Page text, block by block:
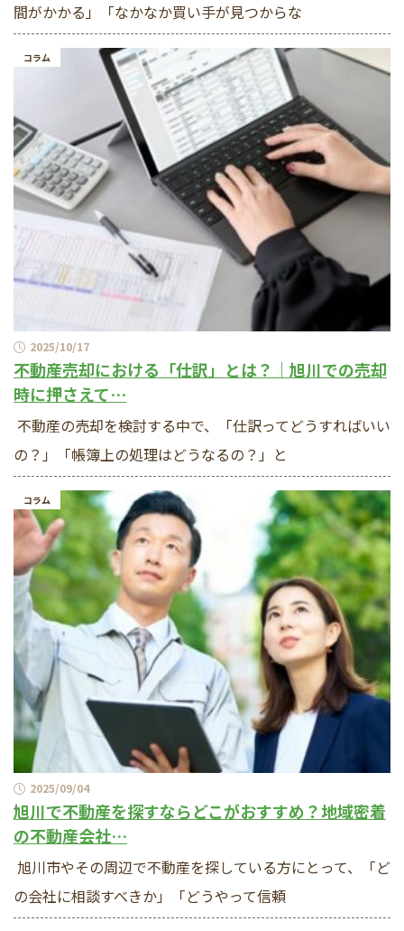
間がかかる」「なかなか買い手が見つからな
コラム
2025/10/17
不動産売却における「仕訳」とは？｜旭川での売却
時に押さえて…
不動産の売却を検討する中で、「仕訳ってどうすればいい
の？」「帳簿上の処理はどうなるの？」と
コラム
2025/09/04
旭川で不動産を探すならどこがおすすめ？地域密着
の不動産会社…
旭川市やその周辺で不動産を探している方にとって、「ど
の会社に相談すべきか」「どうやって信頼